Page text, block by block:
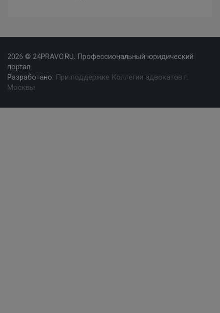
2026 © 24PRAVO.RU. Профессиональный юридический
портал.
Разработано: При поддержке Коллегии адвокатов г.
Москвы